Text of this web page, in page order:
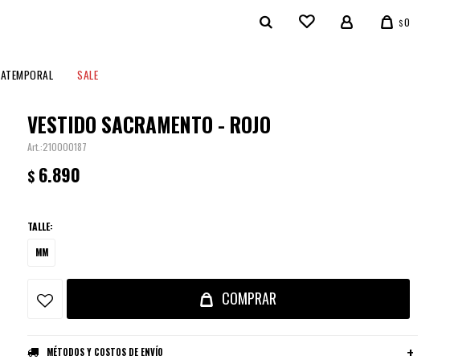
ATEMPORAL SALE
$0
VESTIDO SACRAMENTO - ROJO
210000187
$ 6.890
TALLE:
MM
COMPRAR
MÉTODOS Y COSTOS DE ENVÍO